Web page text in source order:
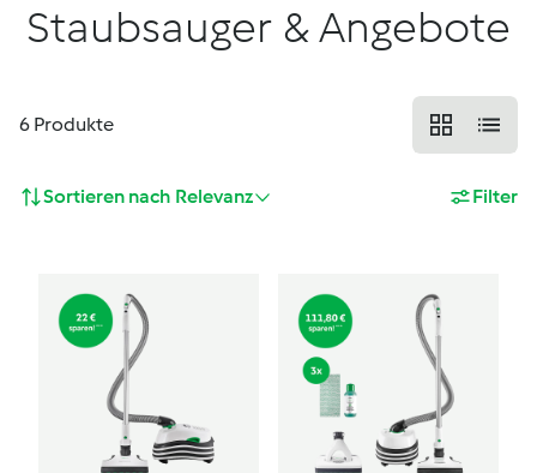
Staubsauger & Angebote
6 Produkte
Sortieren nach Relevanz Filter